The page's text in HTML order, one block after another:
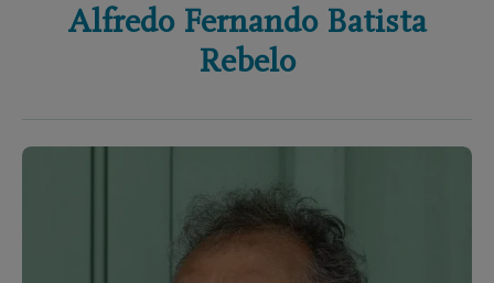
Alfredo Fernando Batista
Rebelo